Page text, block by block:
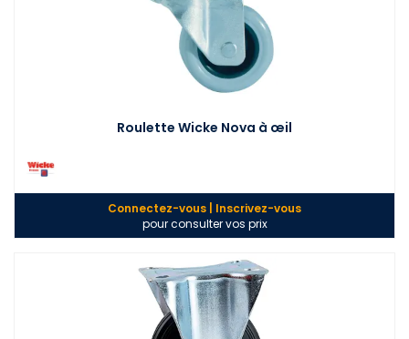
Roulette Wicke Nova à œil
Connectez-vous | Inscrivez-vous
pour consulter vos prix